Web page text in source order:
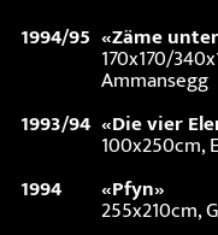
1994/95 «Zäme
170x170/
Ammansegg
1993/94 «Die vier
100x250cm,
1994
«Pfyn»
255x210cm,